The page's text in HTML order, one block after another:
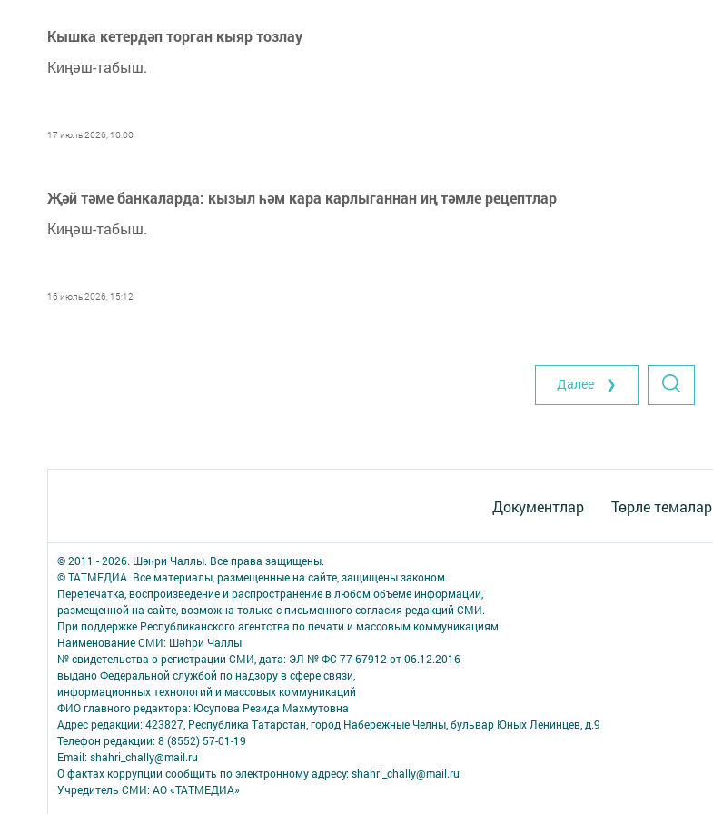
Кышка кетердәп торган кыяр тозлау
Киңәш-табыш.
17 июль 2026, 10:00
Җәй тәме банкаларда: кызыл һәм кара карлыганнан иң тәмле рецептлар
Киңәш-табыш.
16 июль 2026, 15:12
Далее ❯
Документлар Төрле темалар
© 2011 - 2026. Шәһри Чаллы. Все права защищены.
© ТАТМЕДИА. Все материалы, размещенные на сайте, защищены законом.
Перепечатка, воспроизведение и распространение в любом объеме информации,
размещенной на сайте, возможна только с письменного согласия редакций СМИ.
При поддержке Республиканского агентства по печати и массовым коммуникациям.
Наименование СМИ: Шəhри Чаллы
№ свидетельства о регистрации СМИ, дата: ЭЛ № ФС 77-67912 от 06.12.2016
выдано Федеральной службой по надзору в сфере связи,
информационных технологий и массовых коммуникаций
ФИО главного редактора: Юсупова Резида Махмутовна
Адрес редакции: 423827, Республика Татарстан, город Набережные Челны, бульвар Юных Ленинцев, д.9
Телефон редакции: 8 (8552) 57-01-19
Email: shahri_chally@mail.ru
О фактах коррупции сообщить по электронному адресу: shahri_chally@mail.ru
Учредитель СМИ: АО «ТАТМЕДИА»